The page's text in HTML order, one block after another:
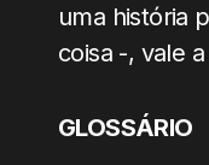
uma história
coisa -, vale
GLOSSÁRIO